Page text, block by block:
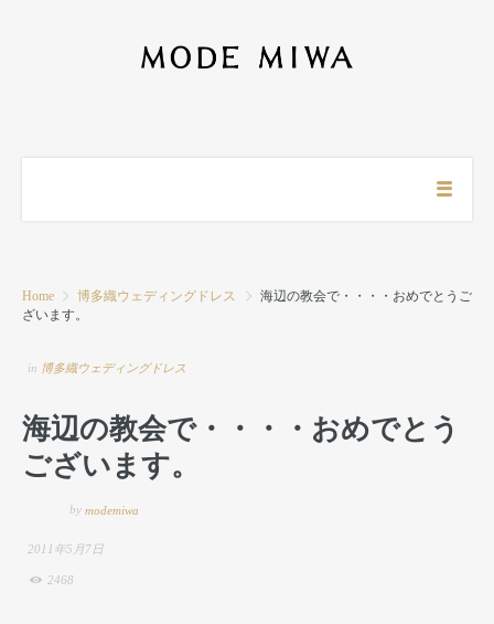
Home 博多織ウェディングドレス
海辺の教会で・・・・おめでとうご
ざいます。
in 博多織ウェディングドレス
海辺の教会で・・・・おめでとう
ございます。
by modemiwa
2011年5月7日
2468